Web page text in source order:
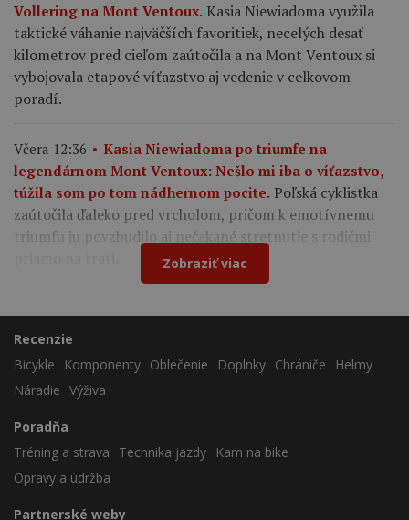
Vollering na Mont Ventoux. Kasia Niewiadoma využila
taktické váhanie najväčších favoritiek, necelých desať
kilometrov pred cieľom zaútočila a na Mont Ventoux si
vybojovala etapové víťazstvo aj vedenie v celkovom
poradí.
Včera 12:36
Kasia Niewiadoma po triumfe na
legendárnom Mont Ventoux: Nešlo mi iba o víťazstvo,
túžila som po tom nádhernom pocite. Poľská cyklistka
zaútočila ďaleko pred vrcholom, pričom k emotívnemu
triumfu ju povzbudilo aj nečakané stretnutie s rodičmi
Zobraziť viac
Recenzie
Bicykle
Komponenty Oblečenie Doplnky Chrániče
Helmy
Náradie Výživa
Poradňa
Tréning a strava
Technika jazdy
Kam na bike
Opravy a údržba
Partnerské weby